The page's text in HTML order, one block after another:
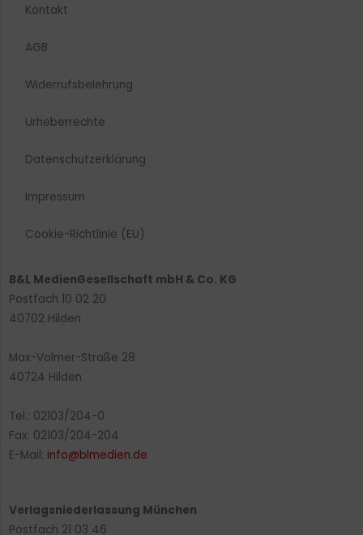
Kontakt
AGB
Widerrufsbelehrung
Urheberrechte​
Datenschutzerklärung
Impressum
Cookie-Richtlinie (EU)
B&L MedienGesellschaft mbH & Co. KG
Postfach 10 02 20
40702 Hilden
Max-Volmer-Straße 28
40724 Hilden
Tel.: 02103/204-0
Fax: 02103/204-204
E-Mail: info@blmedien.de
Verlagsniederlassung München
Postfach 21 03 46